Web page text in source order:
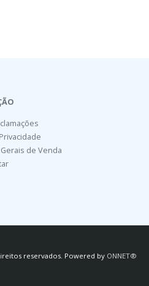
de Venda
reservados. Powered by ONNET®